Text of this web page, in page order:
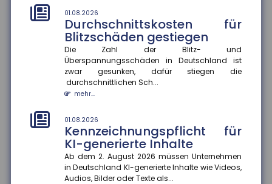
01.08.2026
Durchschnittskosten für
Blitzschäden gestiegen
Die Zahl der Blitz- und
Überspannungsschäden in Deutschland ist
zwar gesunken, dafür stiegen die
durchschnittlichen Sch...
mehr...
01.08.2026
Kennzeichnungspflicht für
KI-generierte Inhalte
Ab dem 2. August 2026 müssen Unternehmen
in Deutschland KI-generierte Inhalte wie Videos,
Audios, Bilder oder Texte als...
Regress gegen Anwälte auch
bei Kulanzzahlungen möglich
Der Bundesgerichtshof hat entschieden, dass
Rechtsschutzversicherungen Anwälte auch dann in
Regress nehmen können, wenn...
mehr...
01.08.2026
Beweislast liegt beim Kunden
Kommt es zu einem Schaden am Pkw in der
Waschstraße, gibt es immer wieder Streit über die
Kostenübernahme. Nach einem a...
mehr...